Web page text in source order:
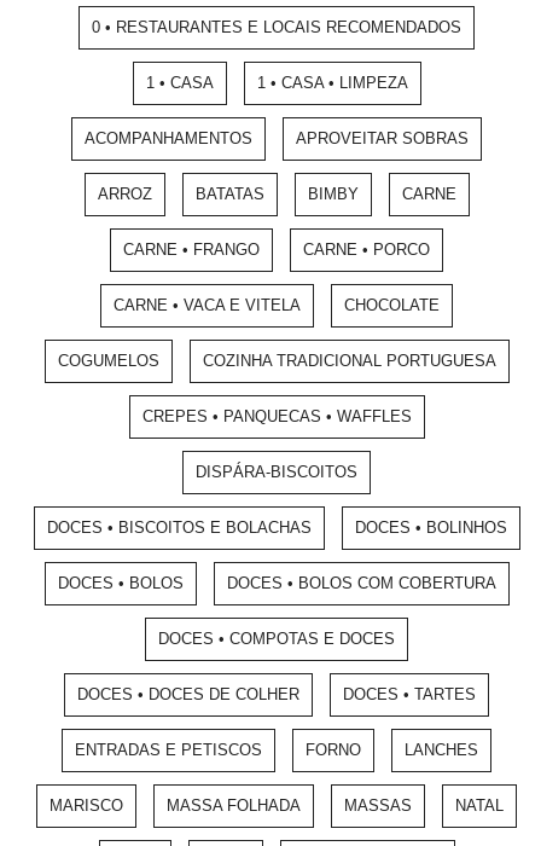
0 • RESTAURANTES E LOCAIS RECOMENDADOS
1 • CASA 1 • CASA • LIMPEZA
ACOMPANHAMENTOS APROVEITAR SOBRAS
ARROZ BATATAS BIMBY CARNE
CARNE • FRANGO CARNE • PORCO
CARNE • VACA E VITELA CHOCOLATE
COGUMELOS COZINHA TRADICIONAL PORTUGUESA
CREPES • PANQUECAS • WAFFLES
DISPÁRA-BISCOITOS
DOCES • BISCOITOS E BOLACHAS DOCES • BOLINHOS
DOCES • BOLOS DOCES • BOLOS COM COBERTURA
DOCES • COMPOTAS E DOCES
DOCES • DOCES DE COLHER DOCES • TARTES
ENTRADAS E PETISCOS FORNO LANCHES
MARISCO MASSA FOLHADA MASSAS NATAL